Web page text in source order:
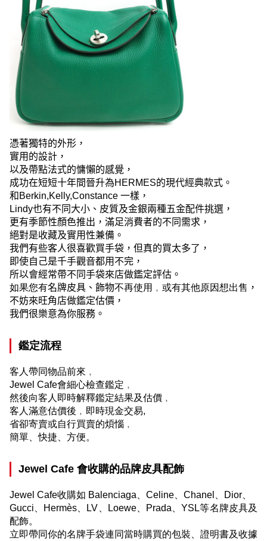
憑著獨特的外形，
實用的設計，
以及帶點法式的慵懶的感覺，
成功在短短十年間晉升為HERMES的現代經典款式。
和 Berkin,Kelly,Constance 一樣，
Lindy也有不同大小、皮質及金銀兩種五金配件挑選，
更有季節性顏色推出，滿足消費者的不同需求，
絕對是收藏及實用性兼備。
我們有些客人很喜歡買手袋，但真的買太多了，
即使自己是千手觀音都用不完，
所以會經常帶不同手袋來店做鑑定評估。
如果您有名牌皮具、飾物不再使用﹐或有其他原因想出售 ，
不妨來旺角店做鑑定估價，
我們很樂意為你服務。
鑑定流程
客人帶同物品前來﹐
Jewel Cafe會細心檢查鑑定﹐
然後向客人即時解釋鑑定結果及估價﹐
客人滿意估價後﹐即時現金交易,
省卻寄賣或自行買賣的煩惱﹐
簡單、快捷、方便。
Jewel Cafe 會收購的品牌皮具配飾
Jewel Cafe收購如 Balenciaga Celine、 Chanel Dior、
Gucci
Hermès LV Loewe、 Prada 、YSL等名牌皮具及
配飾。
立即帶同你的名牌手袋連同當時購買的包裝、證明書及收據